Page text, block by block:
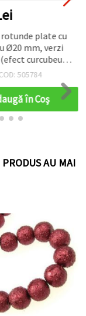
plate cu
Ø20 mm, verzi
curcubeu),
pachet 20 g –
cusut
de mână,
accesorii,
scrapbooking,
505784
în Coş
AU MAI